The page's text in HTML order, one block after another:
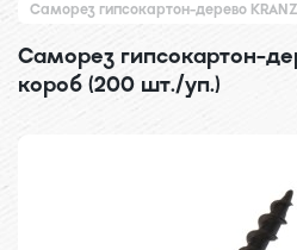
Саморез гипсокартон-дерево
Саморез гипсокартон-
короб (200 шт./уп.)